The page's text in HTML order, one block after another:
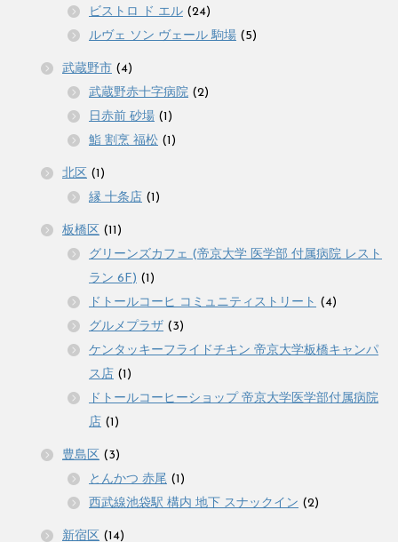
ビストロ ド エル (24)
ルヴェ ソン ヴェール 駒場 (5)
武蔵野市 (4)
武蔵野赤十字病院 (2)
日赤前 砂場 (1)
鮨 割烹 福松 (1)
北区 (1)
縁 十条店 (1)
板橋区 (11)
グリーンズカフェ (帝京大学 医学部 付属病院 レスト
ラン 6F) (1)
ドトールコーヒ コミュニティストリート (4)
グルメプラザ (3)
ケンタッキーフライドチキン 帝京大学板橋キャンパ
ス店 (1)
ドトールコーヒーショップ 帝京大学医学部付属病院
店 (1)
豊島区 (3)
とんかつ 赤尾 (1)
西武線池袋駅 構内 地下 スナックイン (2)
新宿区 (14)